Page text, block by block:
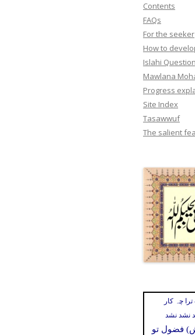
Contents
FAQs
For the seeker
How to
Islahi
Mawlana
Progress
Site Index
Tasawwuf
The salient
چہ کار
نشد نشد
فضول تو